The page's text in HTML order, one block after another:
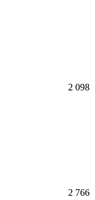
2 098
2 766